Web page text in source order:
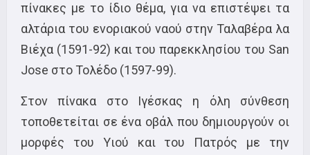
πίνακες με το ίδιο θέμα, για να επιστέψει τα
αλτάρια του ενοριακού ναού στην Ταλαβέρα λα
Βιέχα (1591-92) και του παρεκκλησίου του San
Jose στο Τολέδο (1597-99).
Στον πίνακα στο Ιγέσκας η όλη σύνθεση
τοποθετείται σε ένα οβάλ που δημιουργούν οι
μορφές του Υιού και του Πατρός με την